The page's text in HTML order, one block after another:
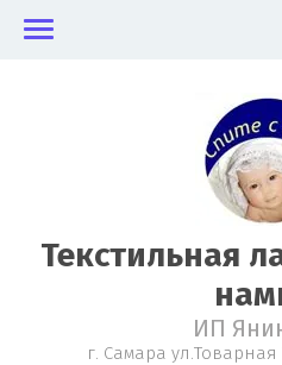
Текстильная
ИП
г. Самара ул.Товарная